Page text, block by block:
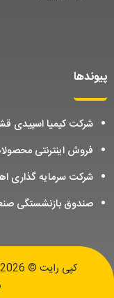
پیوندها
شرکت کیمیا اسپیدی
فروش اینترنتی
شرکت سرمایه گذاری
صندوق بازنشستگی